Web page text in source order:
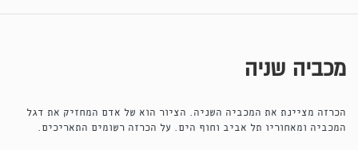
מכביה שניה
הכרזה מציינת את המכביה השניה. הציור הוא של אדם המחזיק את דגל
המכביה ומאחוריו תל אביב וחוף הים. על הכרזה רשומים התאריכים.